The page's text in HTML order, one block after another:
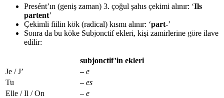
Presént’ın (geniş zaman) 3. çoğul şahıs çekimi alınır: ‘Ils
partent’
Çekimli fiilin kök (radical) kısmı alınır: ‘part-’
Sonra da bu köke Subjonctif ekleri, kişi zamirlerine göre ilave
edilir:
subjonctif’in ekleri
Je / J’
– e
Tu
– es
Elle / Il / On
– e